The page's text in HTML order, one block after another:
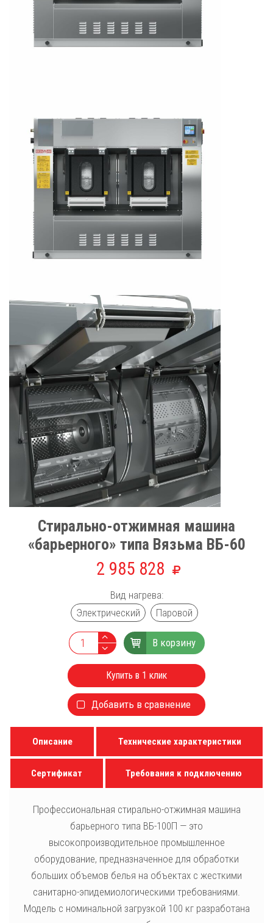
Стирально-отжимная машина
«барьерного» типа Вязьма ВБ-60
2 985 828
Вид нагрева:
Электрический
Паровой
В корзину
Купить в 1 клик
Добавить в сравнение
Описание Технические характеристики
Сертификат Требования к подключению
Профессиональная стирально-отжимная машина
барьерного типа ВБ-100П — это
высокопроизводительное промышленное
оборудование, предназначенное для обработки
больших объемов белья на объектах с жесткими
санитарно-эпидемиологическими требованиями.
Модель с номинальной загрузкой 100 кг разработана